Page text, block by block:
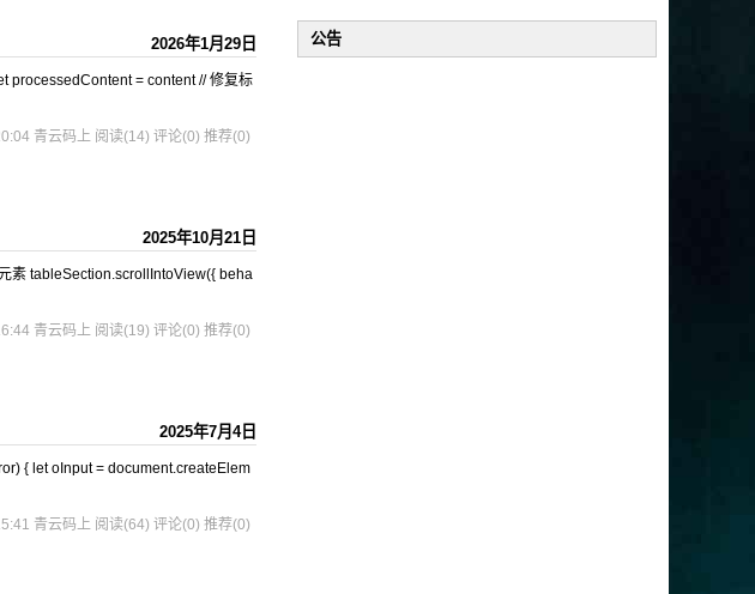
2026年1月29日
processedContent = content // 修复标
青云码上 阅读(14) 评论(0) 推荐(0)
2025年10月21日
素 tableSection.scrollIntoView({ beha
青云码上 阅读(19) 评论(0) 推荐(0)
2025年7月4日
{ let oInput = document.createElem
青云码上 阅读(64) 评论(0) 推荐(0)
公告